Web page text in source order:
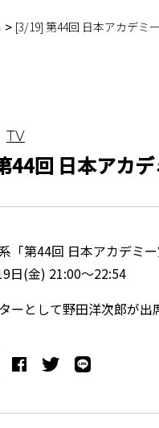
[3/19] 第44回 日本アカデミ
TV
44回 日本アカ
「第44回 日本アカデミー
日(金) 21:00〜22:54
ーとして野田洋次郎が出